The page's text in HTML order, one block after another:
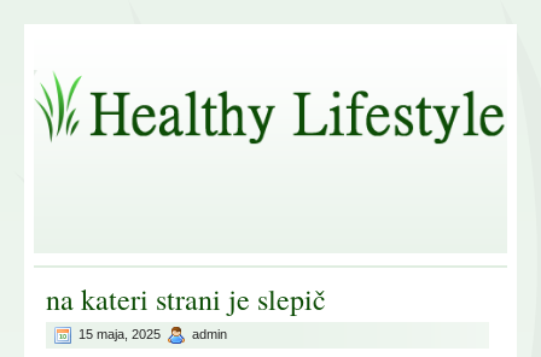
na kateri strani je slepič
15 maja, 2025 admin